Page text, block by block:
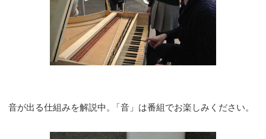
音が出る仕組みを解説中。 「音」は番組でお楽しみください。